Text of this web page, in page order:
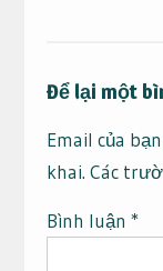
Để lại một
Email của
khai. Các
Bình luận *